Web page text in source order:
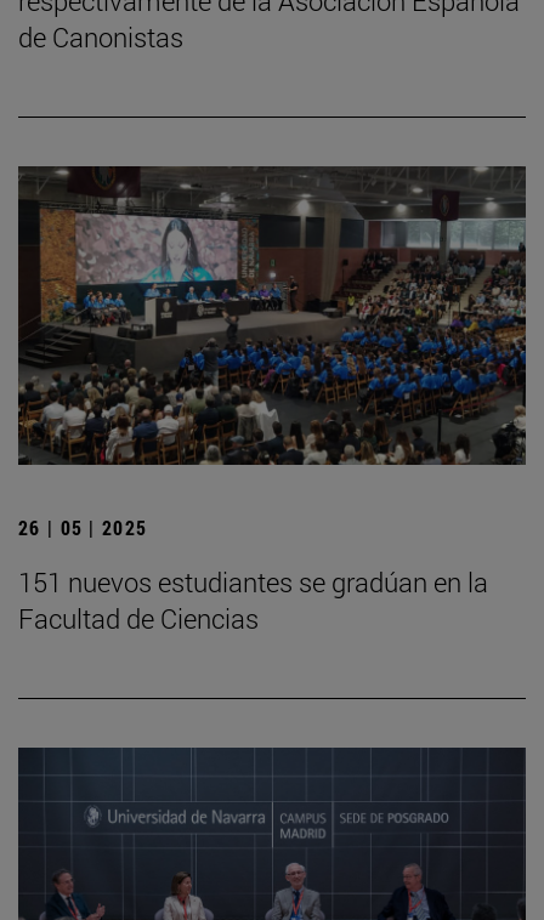
de Canonistas
26 | 05 | 2025
151 nuevos estudiantes se gradúan en la
Facultad de Ciencias